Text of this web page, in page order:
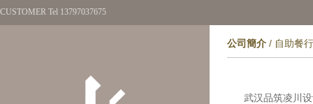
CUSTOMER Tel 13797037675
公司簡介 / 自助餐
武汉品筑凌川设